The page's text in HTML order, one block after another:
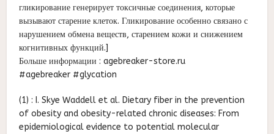
гликирование генерирует токсичные соединения, которые
вызывают старение клеток. Гликирование особенно связано с
нарушением обмена веществ, старением кожи и снижением
когнитивных функций.]
Больше информации : agebreaker-store.ru
#agebreaker #glycation
(1) : I. Skye Waddell et al. Dietary fiber in the prevention
of obesity and obesity-related chronic diseases: From
epidemiological evidence to potential molecular